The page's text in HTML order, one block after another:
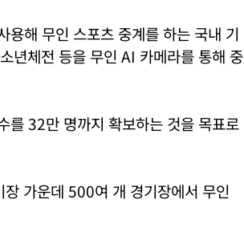
해 무인 스포츠 중계를 하는 국내 기
년체전 등을 무인 AI 카메라를 통해 중
를 32만 명까지 확보하는 것을 목표로
가운데 500여 개 경기장에서 무인